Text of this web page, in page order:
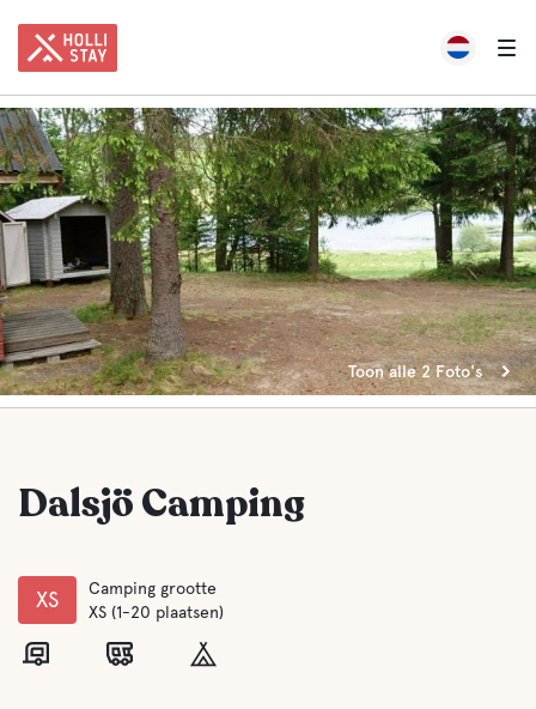
Toon alle 2 Foto's
Dalsjö Camping
XS
Camping grootte
XS (1-20 plaatsen)